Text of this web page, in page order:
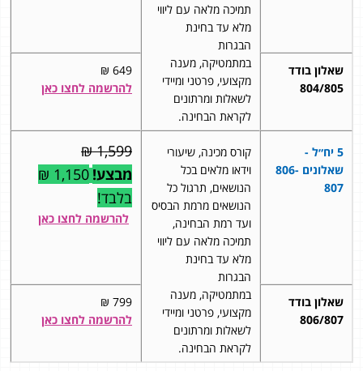
תמיכה מלאה עם ליווי
מלא עד בחינת
הבגרות
במתמטיקה, מענה
מקצועי, פרטני ומיידי
לשאלות ומרתונים
לקראת הבחינה.
שאלון בודד
804/805
649 ₪
להרשמה לחצו כאן
5 יח״ל -
שאלונים 806-
807
קורס מכינה, שיעורי
וידאו מלאים בכל
הנושאים, תרגול כל
הנושאים מרמת הבסיס
ועד רמת הבחינה,
תמיכה מלאה עם ליווי
מלא עד בחינת
הבגרות
במתמטיקה, מענה
מקצועי, פרטני ומיידי
לשאלות ומרתונים
לקראת הבחינה.
1,599 ₪
מבצע!
1,150 ₪
בלבד!
להרשמה לחצו כאן
שאלון בודד
806/807
799 ₪
להרשמה לחצו כאן